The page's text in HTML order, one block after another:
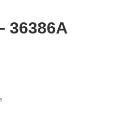
36386A